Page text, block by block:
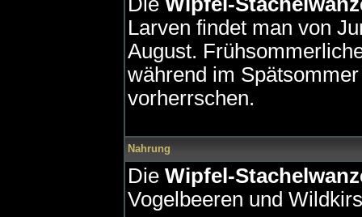
Larven findet man von
August.
während im
vorherrschen.
Nahrung
Die Wipfel-
Vogelbeeren und